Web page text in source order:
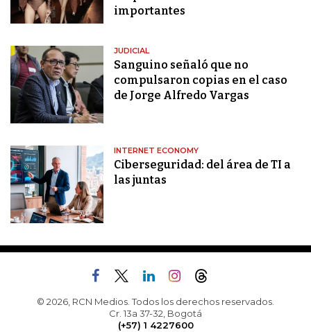
importantes
JUDICIAL
Sanguino señaló que no
compulsaron copias en el caso
de Jorge Alfredo Vargas
INTERNET ECONOMY
Ciberseguridad: del área de TI a
las juntas
© 2026, RCN Medios. Todos los derechos reservados.
Cr. 13a 37-32, Bogotá
(+57) 1 4227600